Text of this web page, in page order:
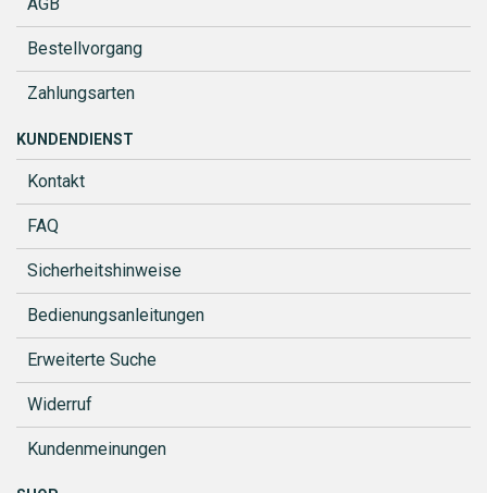
Bestellvorgang
Zahlungsarten
KUNDENDIENST
Kontakt
FAQ
Sicherheitshinweise
Bedienungsanleitungen
Erweiterte Suche
Widerruf
Kundenmeinungen